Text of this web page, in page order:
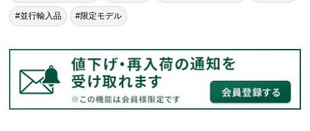
#並行輸入品 #限定モデル